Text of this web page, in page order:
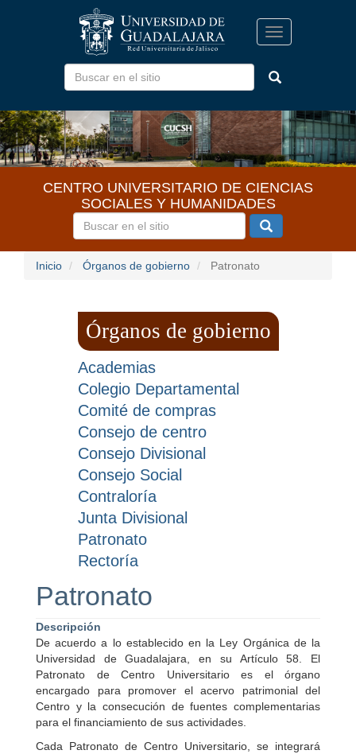
Toggle
navigation
CENTRO UNIVERSITARIO DE CIENCIAS
SOCIALES Y HUMANIDADES
Inicio Órganos de gobierno Patronato
Patronato
Descripción
De acuerdo a lo establecido en la Ley Orgánica de la
Universidad de Guadalajara, en su Artículo 58. El
Patronato de Centro Universitario es el órgano
encargado para promover el acervo patrimonial del
Centro y la consecución de fuentes complementarias
para el financiamiento de sus actividades.
Cada Patronato de Centro Universitario, se integrará
Órganos de gobierno
Academias
Colegio Departamental
Comité de compras
Consejo de centro
Consejo Divisional
Consejo Social
Contraloría
Junta Divisional
Patronato
Rectoría